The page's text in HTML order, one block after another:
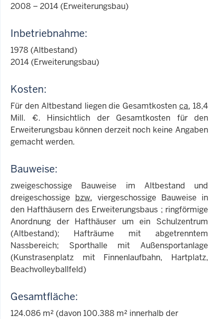
2008 – 2014 (Erweiterungsbau)
Inbetriebnahme:
1978 (Altbestand)
2014 (Erweiterungsbau)
Kosten:
Für den Altbestand liegen die Gesamtkostenca. 18,4
Mill. €. Hinsichtlich der Gesamtkosten für den
Erweiterungsbau können derzeit noch keine Angaben
gemacht werden.
Bauweise:
zweigeschossige Bauweise im Altbestand und
dreigeschossige bzw. viergeschossige Bauweise in
den Hafthäusern des Erweiterungsbaus ; ringförmige
Anordnung der Hafthäuser um ein Schulzentrum
(Altbestand); Hafträume mit abgetrenntem
Nassbereich; Sporthalle mit Außensportanlage
(Kunstrasenplatz mit Finnenlaufbahn, Hartplatz,
Beachvolleyballfeld)
Gesamtfläche:
124.086 m² (davon 100.388 m² innerhalb der